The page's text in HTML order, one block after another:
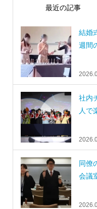
最近の記事
結婚
週間
社内
人で
同僚
会議